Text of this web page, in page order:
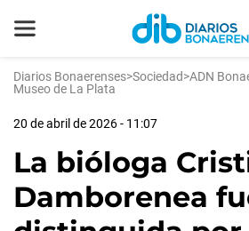
Diarios Bonaerenses>Sociedad>ADN
Museo de La Plata
20 de abril de 2026 - 11:07
La bióloga
Damborenea